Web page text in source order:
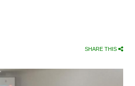
SHARE THIS